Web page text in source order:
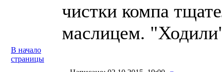
чистки компа
маслицем.
В начало
страницы